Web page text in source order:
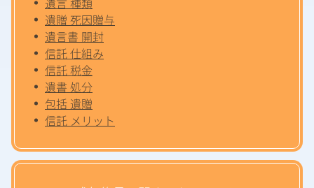
遺贈 死因贈与
遺言書 開封
信託 仕組み
信託 税金
遺書 処分
包括 遺贈
信託 メリット